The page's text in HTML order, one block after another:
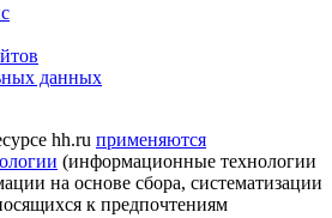
данных
hh.ru применяются
(информационные технологии
на основе сбора, систематизации
к предпочтениям